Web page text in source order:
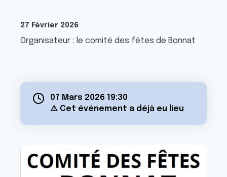
27 Février 2026
Organisateur : le comité des fêtes de Bonnat
07 Mars 2026 19:30
⚠️ Cet événement a déjà eu lieu